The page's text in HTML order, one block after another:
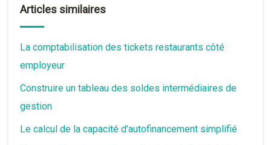
Articles similaires
La comptabilisation des tickets restaurants côté
employeur
Construire un tableau des soldes intermédiaires de
gestion
Le calcul de la capacité d’autofinancement simplifié